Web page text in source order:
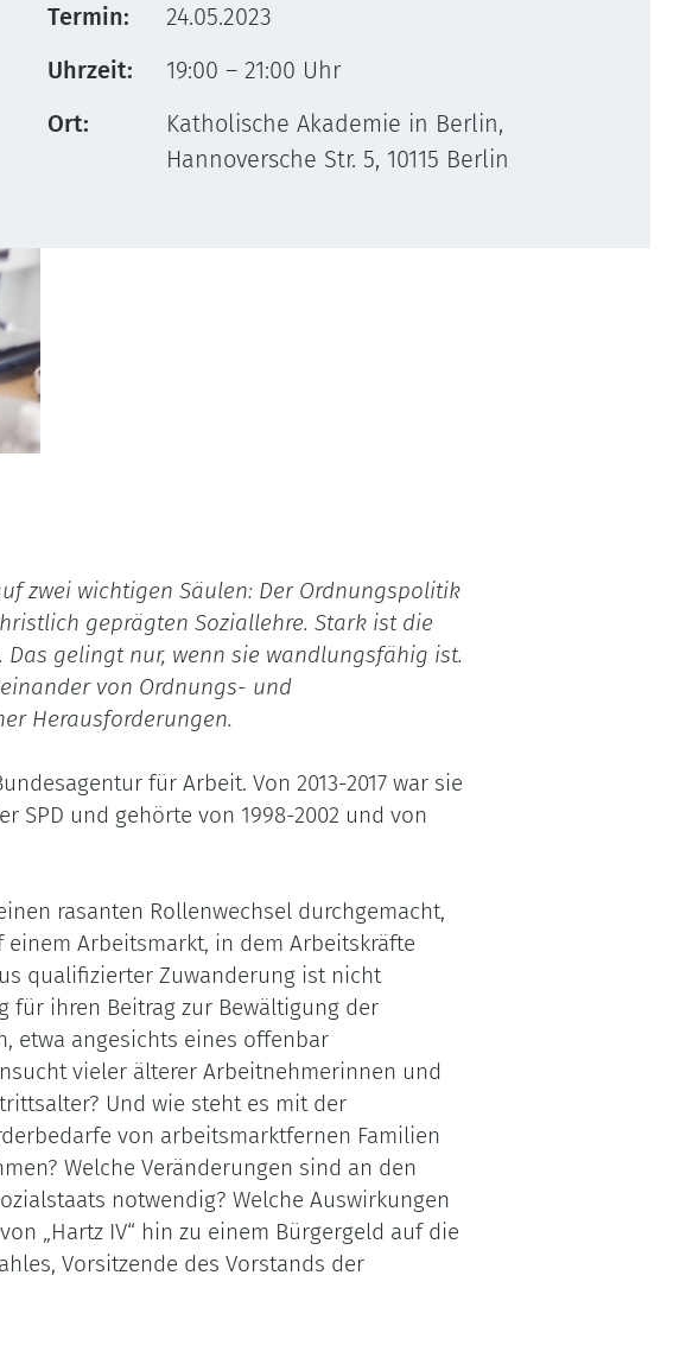
Termin:
24.05.2023
Uhrzeit:
19:00 – 21:00 Uhr
Ort:
Katholische Akademie in Berlin,
Hannoversche Str. 5, 10115 Berlin
zwei wichtigen Säulen: Der Ordnungspolitik
geprägten Soziallehre. Stark ist die
gelingt nur, wenn sie wandlungsfähig ist.
von Ordnungs- und
Herausforderungen.
für Arbeit. Von 2013-2017 war sie
SPD und gehörte von 1998-2002 und von
rasanten Rollenwechsel durchgemacht,
Arbeitsmarkt, in dem Arbeitskräfte
qualifizierter Zuwanderung ist nicht
für ihren Beitrag zur Bewältigung der
etwa angesichts eines offenbar
vieler älterer Arbeitnehmerinnen und
Und wie steht es mit der
von arbeitsmarktfernen Familien
Welche Veränderungen sind an den
notwendig? Welche Auswirkungen
„Hartz IV“ hin zu einem Bürgergeld auf die
Vorsitzende des Vorstands der